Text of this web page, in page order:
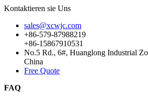
Kontaktieren sie Uns
sales@xcwjc.com
+86-579-87988219
+86-15867910531
No.5 Rd., 6#, Huanglong Industrial
China
Free Quote
FAQ